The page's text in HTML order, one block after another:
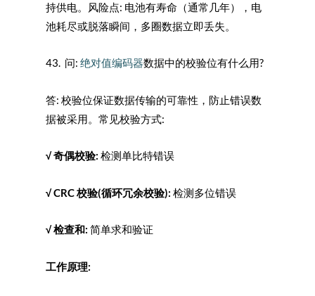
持供电。风险点: 电池有寿命（通常几年），电
池耗尽或脱落瞬间，多圈数据立即丢失。
43. 问: 绝对值编码器数据中的校验位有什么用?
答: 校验位保证数据传输的可靠性，防止错误数
据被采用。常见校验方式:
√奇偶校验: 检测单比特错误
√ CRC校验(循环冗余校验): 检测多位错误
√检查和: 简单求和验证
工作原理: